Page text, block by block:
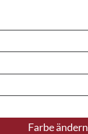
Farbe ändern